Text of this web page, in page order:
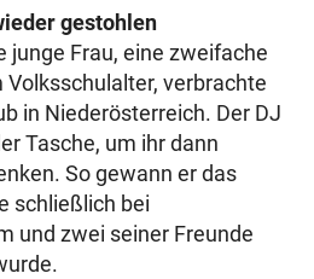
gestohlen
junge Frau, eine zweifache
verbrachte
in Niederösterreich. Der DJ
Tasche, um ihr dann
So gewann er das
schließlich bei
und zwei seiner Freunde